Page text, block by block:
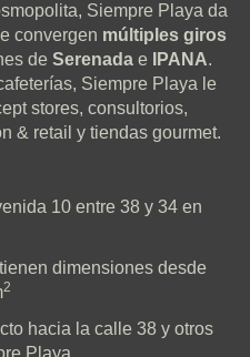
Siempre Playa da
convergen múltiples giros
de Serenada e IPANA.
Siempre Playa le
stores, consultorios,
& retail y tiendas gourmet.
10 entre 38 y 34 en
dimensiones desde
2
hacia la calle 38 y otros